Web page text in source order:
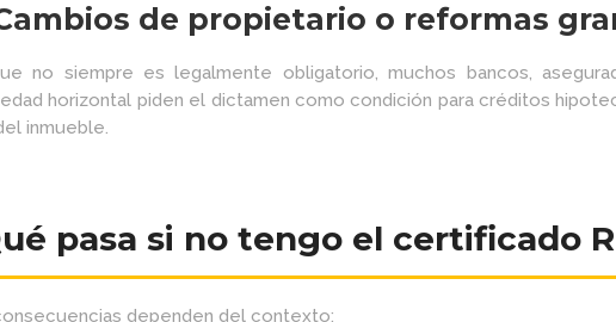
de propietario o reformas
no siempre es legalmente obligatorio, muchos bancos,
horizontal piden el dictamen como condición para créditos
inmueble.
pasa si no tengo el certificado
dependen del contexto: